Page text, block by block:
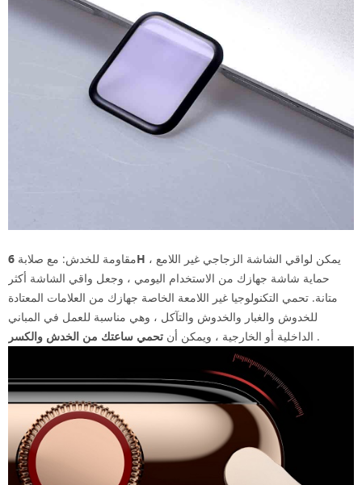
مقاومة للخدش: مع صلابة6H ، يمكن لواقي الشاشة الزجاجي غير اللامع
حماية شاشة جهازك من الاستخدام اليومي ، وجعل واقي الشاشة أكثر
متانة. تحمي التكنولوجيا غير اللامعة الخاصة جهازك من العلامات المعتادة
للخدوش والغبار والخدوش والتآكل ، وهي مناسبة للعمل في المباني
الداخلية أو الخارجية ، ويمكن أن تحمي ساعتك من الخدش والكسر .